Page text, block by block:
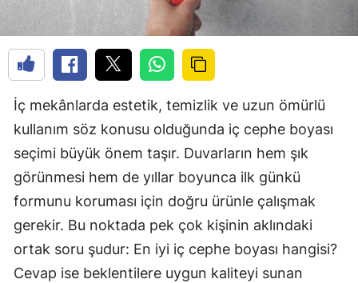
İç mekânlarda estetik, temizlik ve uzun ömürlü
kullanım söz konusu olduğunda iç cephe boyası
seçimi büyük önem taşır. Duvarların hem şık
görünmesi hem de yıllar boyunca ilk günkü
formunu koruması için doğru ürünle çalışmak
gerekir. Bu noktada pek çok kişinin aklındaki
ortak soru şudur: En iyi iç cephe boyası hangisi?
Cevap ise beklentilere uygun kaliteyi sunan